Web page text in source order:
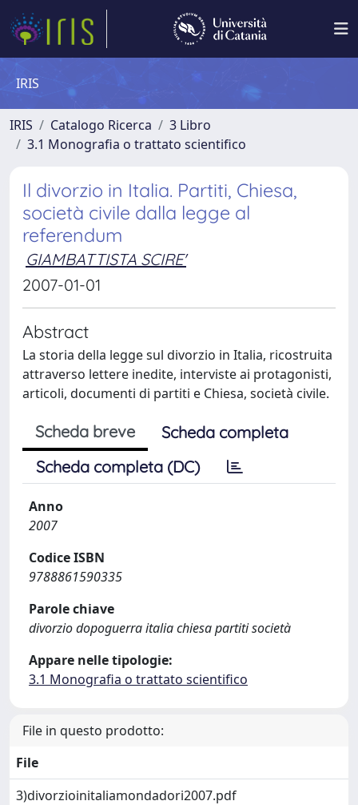
IRIS
IRIS Catalogo Ricerca
3 Libro
3.1 Monografia o trattato scientifico
Il divorzio in Italia. Partiti, Chiesa,
società civile dalla legge al
referendum
GIAMBATTISTA SCIRE'
2007-01-01
Abstract
La storia della legge sul divorzio in Italia, ricostruita
attraverso lettere inedite, interviste ai protagonisti,
articoli, documenti di partiti e Chiesa, società civile.
Scheda breve
Scheda completa
Scheda completa (DC)
Anno
2007
Codice ISBN
9788861590335
Parole chiave
divorzio dopoguerra italia chiesa partiti società
Appare nelle tipologie:
3.1 Monografia o trattato scientifico
File in questo prodotto:
File
3)divorzioinitaliamondadori2007.pdf